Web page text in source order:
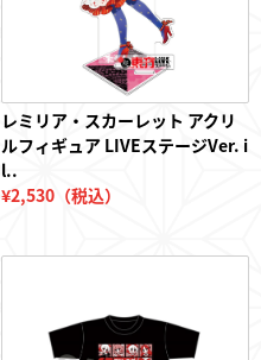
レミリア・スカーレット アクリ
ルフィギュア LIVEステージVer. i
l..
¥2,530（税込）